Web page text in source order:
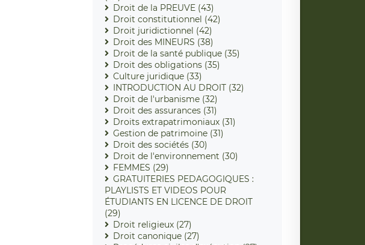
Droit de la PREUVE (43)
Droit constitutionnel (42)
Droit juridictionnel (42)
Droit des MINEURS (38)
Droit de la santé publique (35)
Droit des obligations (35)
Culture juridique (33)
INTRODUCTION AU DROIT (32)
Droit de l'urbanisme (32)
Droit des assurances (31)
Droits extrapatrimoniaux (31)
Gestion de patrimoine (31)
Droit des sociétés (30)
Droit de l'environnement (30)
FEMMES (29)
GRATUITERIES PEDAGOGIQUES :
PLAYLISTS ET VIDEOS POUR
ÉTUDIANTS EN LICENCE DE DROIT
(29)
Droit religieux (27)
Droit canonique (27)